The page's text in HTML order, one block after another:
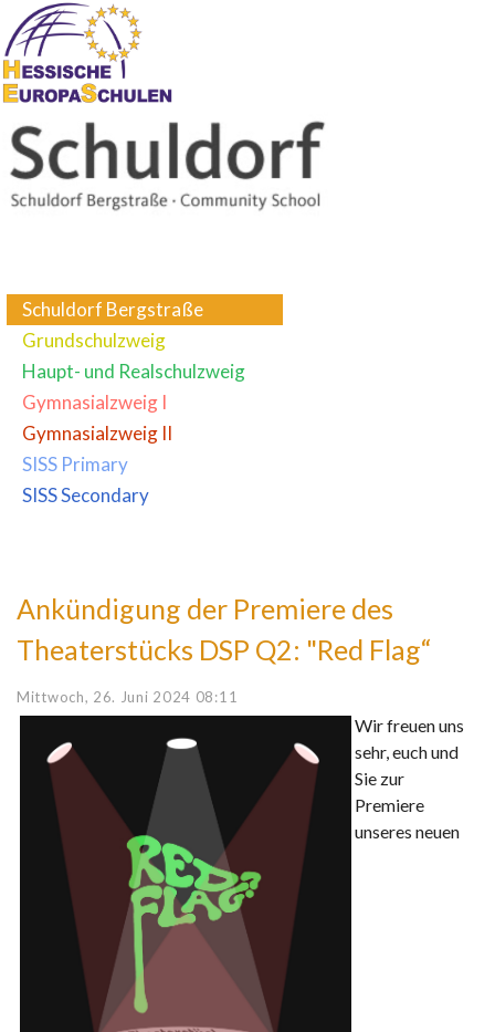
Schuldorf Bergstraße
Grundschulzweig
Haupt- und Realschulzweig
Gymnasialzweig I
Gymnasialzweig II
SISS Primary
SISS Secondary
Ankündigung der Premiere des
Theaterstücks DSP Q2: "Red Flag“
Mittwoch, 26. Juni 2024 08:11
Wir freuen uns
sehr, euch und
Sie zur
Premiere
unseres neuen